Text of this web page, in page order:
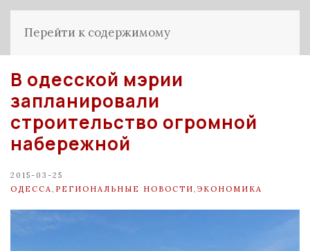
Перейти к содержимому
В одесской мэрии
запланировали
строительство огромной
набережной
2015-03-25
ОДЕССА
РЕГИОНАЛЬНЫЕ НОВОСТИ ЭКОНОМИКА